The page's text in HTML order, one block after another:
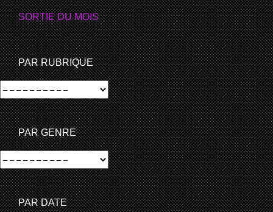
SORTIE DU MOIS
PAR RUBRIQUE
PAR GENRE
PAR DATE